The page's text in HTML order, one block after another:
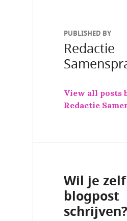
PUBLISHED BY
Redactie
View all posts
Redactie
Wil je
blogpost
schrijven?